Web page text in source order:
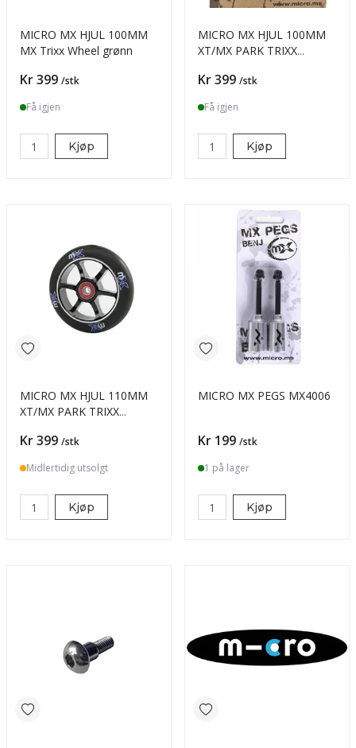
MICRO MX HJUL 100MM
MX Trixx Wheel grønn
Pris
Kr 399 /stk
Få igjen
Kjøp
MICRO MX HJUL 100MM
XT/MX PARK TRIXX
Pris
Kr 399 /stk
Få igjen
Kjøp
MICRO MX HJUL 110MM
XT/MX PARK TRIXX
SORT
Pris
Kr 399 /stk
Midlertidig utsolgt
Kjøp
MICRO MX PEGS MX4006
Pris
Kr 199 /stk
1 på lager
Kjøp